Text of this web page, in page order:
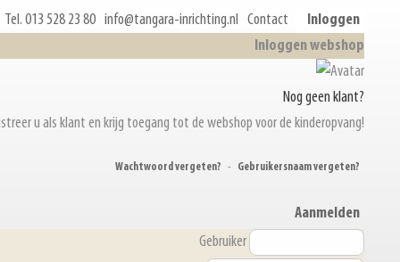
Tel. 013 528 23 80 info@tangara-inrichting.nl Contact
Inloggen
Inloggen webshop
Nog geen klant?
u als klant en krijg toegang tot de webshop voor de kinderopvang!
Wachtwoord vergeten? - Gebruikersnaam vergeten?
Aanmelden
Gebruiker